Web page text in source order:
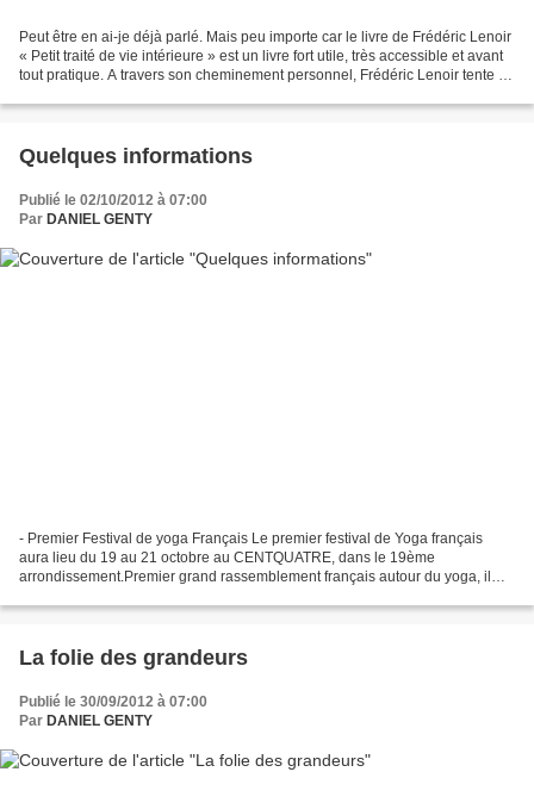
Peut être en ai-je déjà parlé. Mais peu importe car le livre de Frédéric Lenoir
« Petit traité de vie intérieure » est un livre fort utile, très accessible et avant
tout pratique. A travers son cheminement personnel, Frédéric Lenoir tente de
Quelques informations
Publié le 02/10/2012 à 07:00
Par DANIEL GENTY
- Premier Festival de yoga Français Le premier festival de Yoga français
aura lieu du 19 au 21 octobre au CENTQUATRE, dans le 19ème
arrondissement.Premier grand rassemblement français autour du yoga, il
La folie des grandeurs
Publié le 30/09/2012 à 07:00
Par DANIEL GENTY